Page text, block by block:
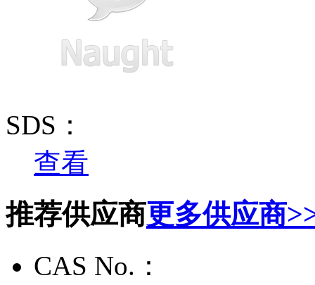
SDS：
查看
推荐供应商更多供应商
CAS No.：